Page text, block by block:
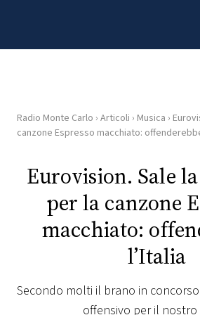
HOME
RADIO
WEB
RADIO
Radio Monte Carlo › Articoli › Musica ›
canzone Espresso macchiato:
Eurovision. Sale
per la canzone
macchiato:
l’Italia
Secondo molti il brano in
offensivo per il nostro